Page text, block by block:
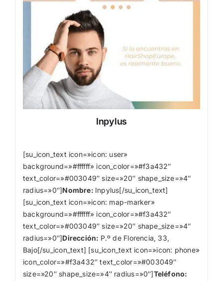
Inpylus
[su_icon_text icon=»icon: user»
background=»#ffffff» icon_color=»#f3a432″
text_color=»#003049″ size=»20″ shape_size=»4″
radius=»0″]Nombre: Inpylus[/su_icon_text]
[su_icon_text icon=»icon: map-marker»
background=»#ffffff» icon_color=»#f3a432″
text_color=»#003049″ size=»20″ shape_size=»4″
radius=»0″]Dirección: P.º de Florencia, 33,
Bajo[/su_icon_text] [su_icon_text icon=»icon: phone»
icon_color=»#f3a432″ text_color=»#003049″
size=»20″ shape_size=»4″ radius=»0″]Teléfono: